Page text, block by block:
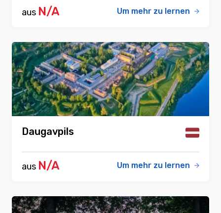
aus N/A Um mehr zu lernen
Daugavpils
aus N/A Um mehr zu lernen